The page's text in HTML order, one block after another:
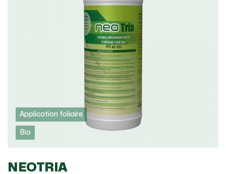
Application foliaire
Bio
NEOTRIA